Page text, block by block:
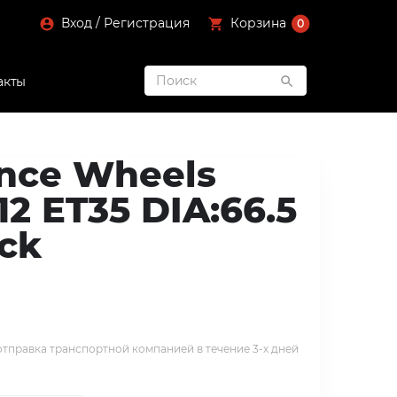
Вход / Регистрация Корзина 0
Wheels
ET35 DIA:66.5
транспортной компанией в течение 3-х дней